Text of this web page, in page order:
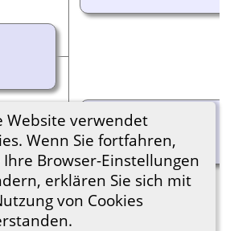
Website verwendet
Wenn Sie fortfahren,
Ihre Browser-Einstellungen
erklären Sie sich mit
von Cookies